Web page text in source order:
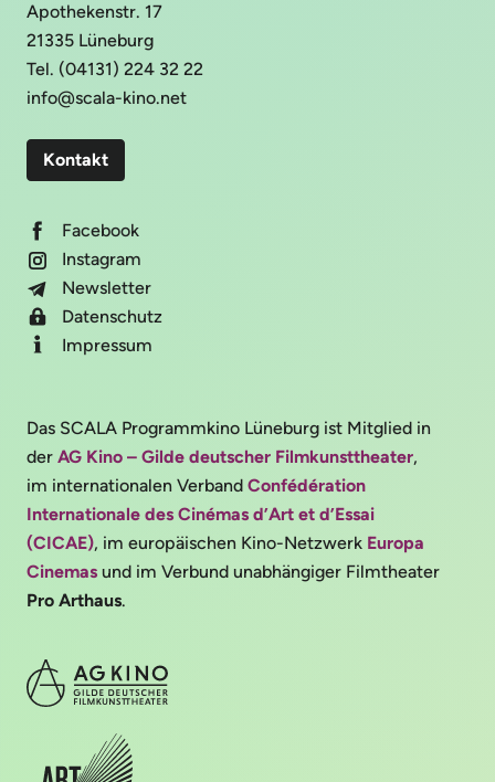
Apothekenstr. 17
21335 Lüneburg
Tel. (04131) 224 32 22
info@scala-kino.net
Kontakt
Facebook
Instagram
Newsletter
Datenschutz
Impressum
Das SCALA Programmkino Lüneburg ist Mitglied in
der AG Kino – Gilde deutscher Filmkunsttheater,
im internationalen Verband Confédération
Internationale des Cinémas d’Art et d’Essai
(CICAE), im europäischen Kino-Netzwerk Europa
Cinemas und im Verbund unabhängiger Filmtheater
Pro Arthaus.